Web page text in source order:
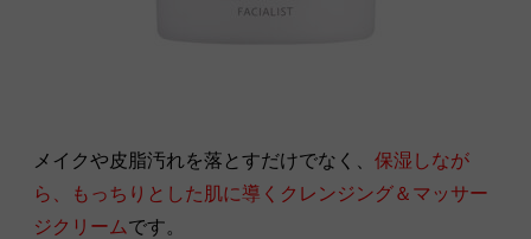
メイクや皮脂汚れを落とすだけでなく、 保湿しなが
ら、もっちりとした肌に導くクレンジング＆マッサー
ジクリームです。